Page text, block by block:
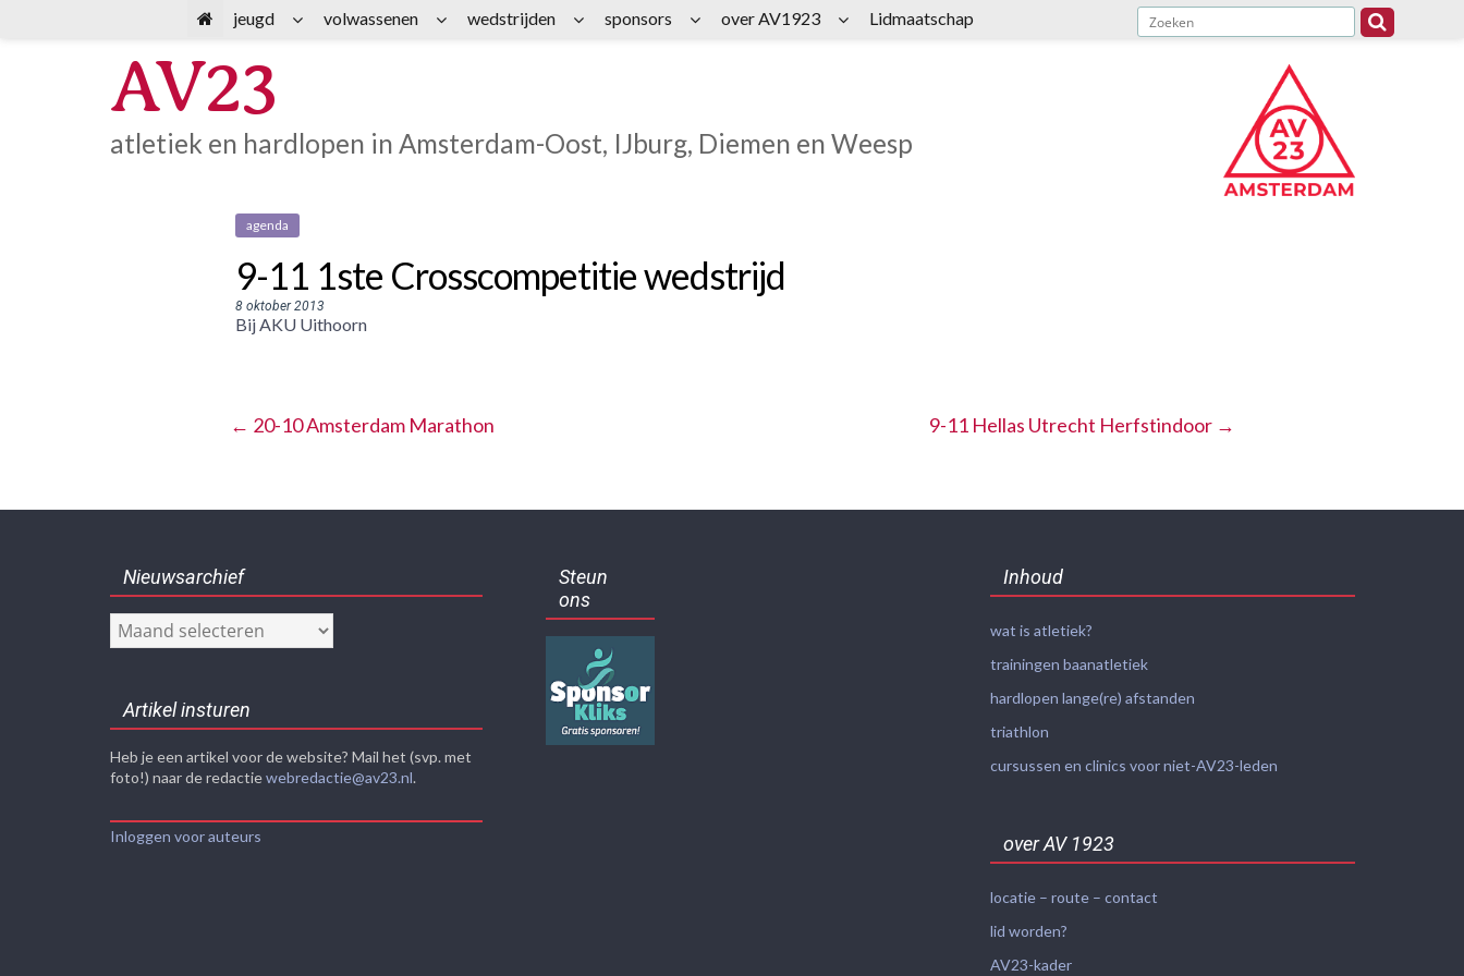
AV23
atletiek en hardlopen in Amsterdam-Oost, IJburg, Diemen en Weesp
agenda
9-11 1ste Crosscompetitie wedstrijd
8 oktober 2013
Bij AKU Uithoorn
← 20-10 Amsterdam Marathon 9-11 Hellas Utrecht Herfstindoor →
Nieuwsarchief
Nieuwsarchief
Artikel insturen
Heb je een artikel voor de website? Mail het (svp. met
foto!) naar de redactiewebredactie@av23.nl.
Inloggen voor auteurs
Steun
ons
Inhoud
wat is atletiek?
trainingen baanatletiek
hardlopen lange(re) afstanden
triathlon
cursussen en clinics voor niet-AV23-leden
over AV 1923
locatie – route – contact
lid worden?
AV23-kader
jeugd volwassenen wedstrijden sponsors over AV1923 Lidmaatschap